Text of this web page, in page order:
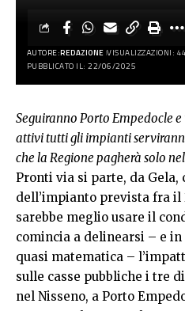
AUTORE:REDAZIONE VISUALIZZAZIONI:
PUBBLICATO IL: 22/06/2025
Seguiranno Porto Empedocle
attivi tutti gli impianti
che la Regione pagherà solo
Pronti via si parte, da Gela,
dell’impianto prevista fra il
sarebbe meglio usare il
comincia a delinearsi – e in
quasi matematica –
sulle casse pubbliche i tre
nel Nisseno, a Porto